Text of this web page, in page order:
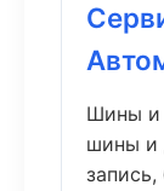
Шины и
шины и